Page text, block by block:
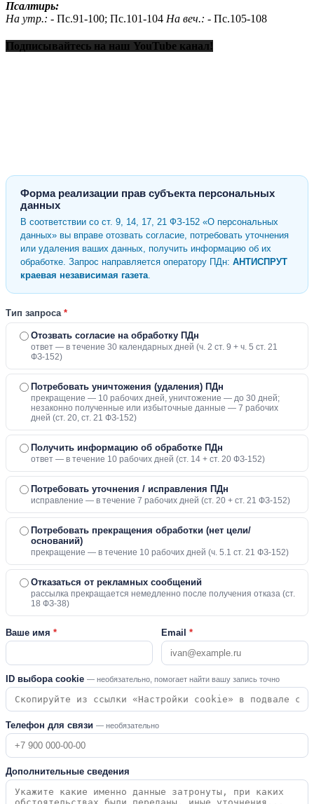
Псалтирь:
На утр.: - Пс.91-100; Пс.101-104 На веч.: - Пс.105-108
Подписывайтесь на наш YouTube канал!
Форма реализации прав субъекта персональных
данных
В соответствии со ст. 9, 14, 17, 21 ФЗ-152 «О персональных
данных» вы вправе отозвать согласие, потребовать уточнения
или удаления ваших данных, получить информацию об их
обработке. Запрос направляется оператору ПДн: АНТИСПРУТ
краевая независимая газета.
Тип запроса *
Отозвать согласие на обработку ПДн
ответ — в течение 30 календарных дней (ч. 2 ст. 9 + ч. 5 ст. 21
ФЗ-152)
Потребовать уничтожения (удаления) ПДн
прекращение — 10 рабочих дней, уничтожение — до 30 дней;
незаконно полученные или избыточные данные — 7 рабочих
дней (ст. 20, ст. 21 ФЗ-152)
Получить информацию об обработке ПДн
ответ — в течение 10 рабочих дней (ст. 14 + ст. 20 ФЗ-152)
Потребовать уточнения / исправления ПДн
исправление — в течение 7 рабочих дней (ст. 20 + ст. 21 ФЗ-152)
Потребовать прекращения обработки (нет цели/
оснований)
прекращение — в течение 10 рабочих дней (ч. 5.1 ст. 21 ФЗ-152)
Отказаться от рекламных сообщений
рассылка прекращается немедленно после получения отказа (ст.
18 ФЗ-38)
Ваше имя * Email *
ID выбора cookie — необязательно, помогает найти вашу запись точно
Телефон для связи — необязательно
Дополнительные сведения